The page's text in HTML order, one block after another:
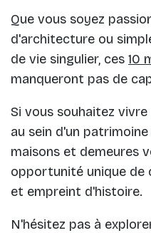
Que vous soyez
d'architecture ou
de vie singulier, ces 10
manqueront pas de
Si vous souhaitez
au sein d'un
maisons et demeures
opportunité unique de
et empreint d'histoire.
N'hésitez pas à